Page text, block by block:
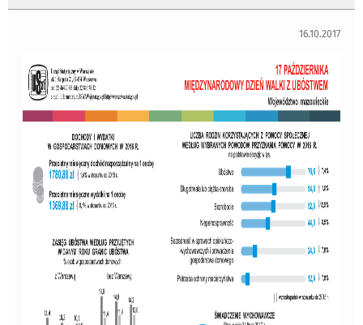
16.10.2017